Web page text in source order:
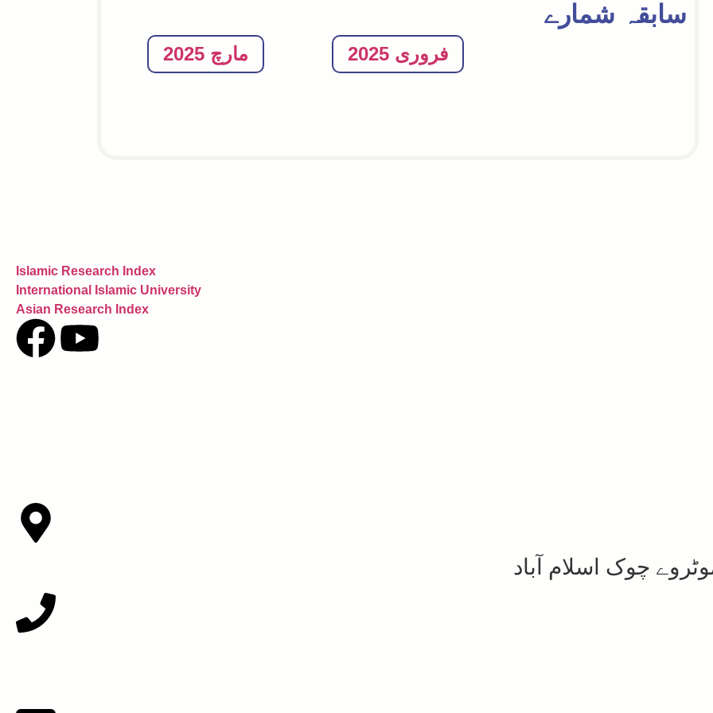
سابقہ شمارے
مارچ 2025 فروری 2025
Islamic Research Index
International Islamic University
Asian Research Index